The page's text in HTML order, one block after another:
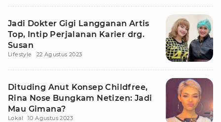
Jadi Dokter Gigi Langganan Artis
Top, Intip Perjalanan Karier drg.
Susan
Lifestyle 22 Agustus 2023
Dituding Anut Konsep Childfree,
Rina Nose Bungkam Netizen: Jadi
Mau Gimana?
Lokal 10 Agustus 2023